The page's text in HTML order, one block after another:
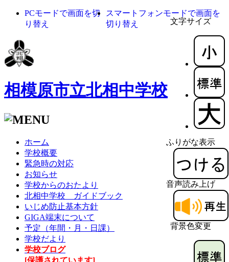
文字サイズ
ふりがな表示
音声読み上げ
背景色変更
PCモードで画面を切
り替え
スマートフォンモードで画面を
切り替え
相模原市立北相中学校
ホーム
学校概要
緊急時の対応
お知らせ
学校からのおたより
北相中学校 ガイドブック
いじめ防止基本方針
GIGA端末について
予定（年間・月・日課）
学校だより
学校ブログ
[保護されています]